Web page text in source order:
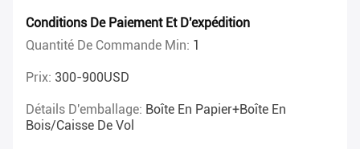
Conditions De Paiement Et D'expédition
Quantité De Commande Min: 1
Prix: 300-900USD
Détails D'emballage: Boîte En Papier+boîte En
Bois/caisse De Vol